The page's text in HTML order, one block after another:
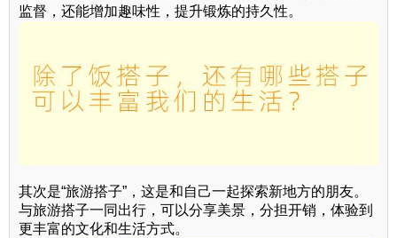
监督，还能增加趣味性，提升锻炼的持久性。
其次是“旅游搭子”，这是和自己一起探索新地方的朋友。
与旅游搭子一同出行，可以分享美景，分担开销，体验到
更丰富的文化和生活方式。